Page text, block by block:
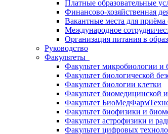
Платные образовательные
Финансово-хозяйственная
Вакантные места для
Международное
Организация питания в
Руководство
Факультеты
Факультет микробиологии и
Факультет биологической
Факультет биологии клетки
Факультет биомедицинской
Факультет
Факультет биофизики и
Факультет астрофизики и
Факультет цифровых